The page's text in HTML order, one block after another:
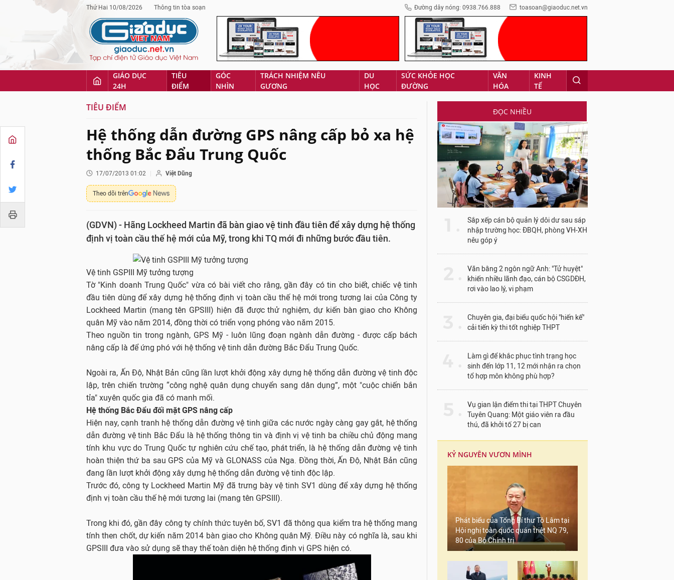
Thứ Hai 10/08/2026 Thông tin tòa soạn Đường dây nóng: 0938.766.888 toasoan@giaoduc.net.vn
GIÁO DỤC
24H
TIÊU
ĐIỂM
GÓC
NHÌN
TRÁCH NHIỆM NÊU
GƯƠNG
DU
HỌC
SỨC KHỎE HỌC
ĐƯỜNG
VĂN
HÓA
KINH
TẾ
TIÊU ĐIỂM
Hệ thống dẫn đường GPS nâng cấp bỏ xa hệ
thống Bắc Đẩu Trung Quốc
17/07/2013 01:02 Việt Dũng
Theo dõi trên
(GDVN) - Hãng Lockheed Martin đã bàn giao vệ tinh đầu tiên để xây dựng hệ thống
định vị toàn cầu thế hệ mới của Mỹ, trong khi TQ mới đi những bước đầu tiên.
Vệ tinh GSPIII Mỹ tưởng tượng
Tờ "Kinh doanh Trung Quốc" vừa có bài viết cho rằng, gần đây có tin cho biết, chiếc vệ tinh
đầu tiên dùng để xây dựng hệ thống định vị toàn cầu thế hệ mới trong tương lai của Công ty
Lockheed Martin (mang tên GPSIII) hiện đã được thử nghiệm, dự kiến bàn giao cho Không
quân Mỹ vào năm 2014, đồng thời có triển vọng phóng vào năm 2015.
Theo nguồn tin trong ngành, GPS Mỹ - luôn lũng đoạn ngành dẫn đường - được cấp bách
nâng cấp là để ứng phó với hệ thống vệ tinh dẫn đường Bắc Đẩu Trung Quốc.
Ngoài ra, Ấn Độ, Nhật Bản cũng lần lượt khởi động xây dựng hệ thống dẫn đường vệ tinh độc
lập, trên chiến trường “công nghệ quân dụng chuyển sang dân dụng”, một "cuộc chiến bắn
tỉa" xuyên quốc gia đã có manh mối.
Hệ thống BắcĐẩu đối mặt GPS nâng cấp
Hiện nay, cạnh tranh hệ thống dẫn đường vệ tinh giữa các nước ngày càng gay gắt, hệ thống
dẫn đường vệ tinh Bắc Đẩu là hệ thống thông tin và định vị vệ tinh ba chiều chủ động mang
tính khu vực do Trung Quốc tự nghiên cứu chế tạo, phát triển, là hệ thống dẫn đường vệ tinh
hoàn thiện thứ ba sau GPS của Mỹ và GLONASS của Nga. Đồng thời, Ấn Độ, Nhật Bản cũng
đang lần lượt khởi động xây dựng hệ thống dẫn đường vệ tinh độc lập.
Trước đó, công ty Lockheed Martin Mỹ đã trưng bày vệ tinh SV1 dùng để xây dựng hệ thống
định vị toàn cầu thế hệ mới tương lai (mang tên GPSIII).
Trong khi đó, gần đây công ty chính thức tuyên bố, SV1 đã thông qua kiểm tra hệ thống mang
tính then chốt, dự kiến năm 2014 bàn giao cho Không quân Mỹ. Điều này có nghĩa là, sau khi
GPSIII đưa vào sử dụng sẽ thay thế toàn diện hệ thống định vị GPS hiện có.
ĐỌC NHIỀU
Sắp xếp cán bộ quản lý dôi dư sau sáp
nhập trường học: ĐBQH, phòng VH-XH
nêu góp ý
Văn bằng 2 ngôn ngữ Anh: "Tử huyệt"
khiến nhiều lãnh đạo, cán bộ CSGDĐH,
rơi vào lao lý, vi phạm
Chuyên gia, đại biểu quốc hội "hiến kế"
cải tiến kỳ thi tốt nghiệp THPT
Làm gì để khắc phục tình trạng học
sinh đến lớp 11, 12 mới nhận ra chọn
tổ hợp môn không phù hợp?
Vụ gian lận điểm thi tại THPT Chuyên
Tuyên Quang: Một giáo viên ra đầu
thú, đã khởi tố 27 bị can
KỶ NGUYÊN VƯƠN MÌNH
Phát biểu của Tổng Bí thư Tô Lâm tại
Hội nghị toàn quốc quán triệt NQ 79,
80 của Bộ Chính trị